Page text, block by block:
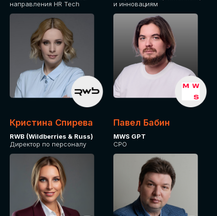
направления HR Tech
и инновациям
Кристина Спирева
RWB (Wildberries & Russ)
Директор по персоналу
Павел Бабин
MWS GPT
CPO